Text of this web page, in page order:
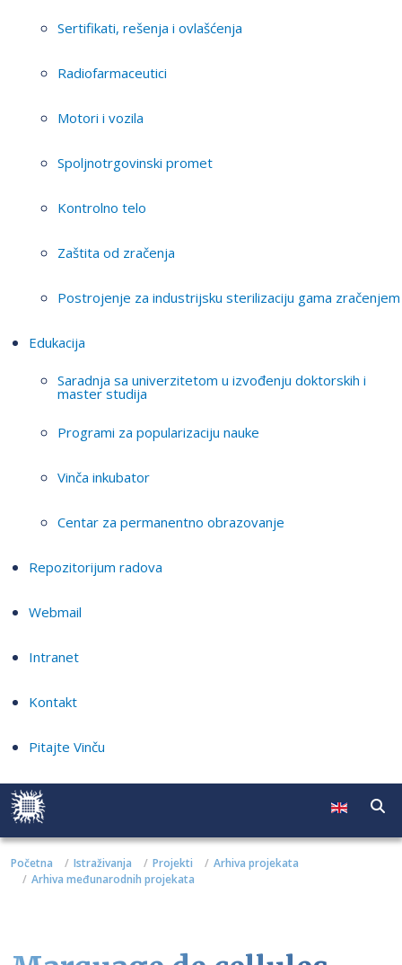
Sertifikati, rešenja i ovlašćenja
Radiofarmaceutici
Motori i vozila
Spoljnotrgovinski promet
Kontrolno telo
Zaštita od zračenja
Postrojenje za industrijsku sterilizaciju gama zračenjem
Edukacija
Saradnja sa univerzitetom u izvođenju doktorskih i
master studija
Programi za popularizaciju nauke
Vinča inkubator
Centar za permanentno obrazovanje
Repozitorijum radova
Webmail
Intranet
Kontakt
Pitajte Vinču
Početna Istraživanja Projekti
Arhiva projekata
Arhiva međunarodnih projekata